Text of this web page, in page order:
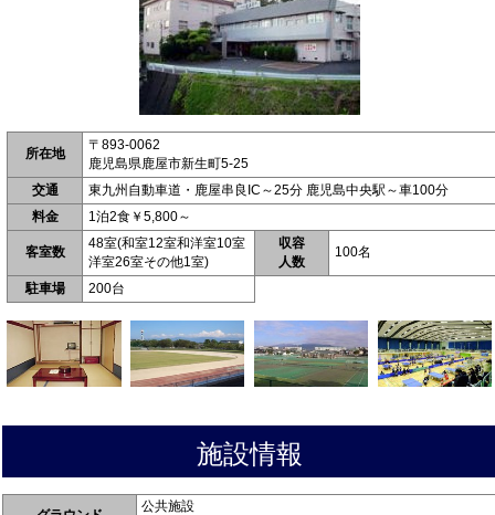
所在地
〒893-0062
鹿児島県鹿屋市新生町5-25
交通
東九州自動車道・鹿屋串良IC～25分 鹿児島中央駅～車100分
料金
1泊2食￥5,800～
客室数
48室(和室12室和洋室10室
洋室26室その他1室)
収容
人数
100名
駐車場 200台
施設情報
公共施設